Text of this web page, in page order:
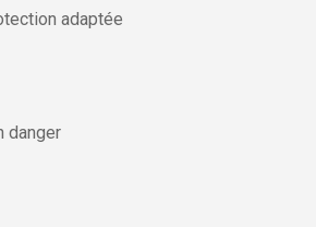
adaptée
danger